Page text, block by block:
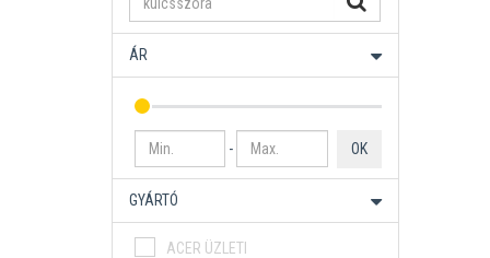
ÁR
- OK
GYÁRTÓ
ACER ÜZLETI